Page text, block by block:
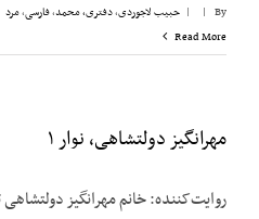
By
|
| حبیب لاجوردی,دفتری، ‌محمد,فارسی,مرد
Read More
مهرانگیز دولتشاهی، نوار ۱